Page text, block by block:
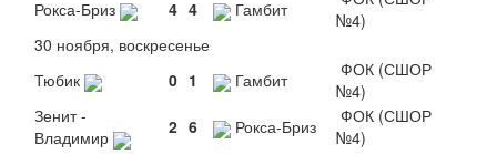
Рокса-Бриз
4 4 Гамбит
№4)
30 ноября, воскресенье
Тюбик
0 1 Гамбит
ФОК (СШОР
№4)
Зенит -
Владимир
2 6 Рокса-Бриз
ФОК (СШОР
№4)